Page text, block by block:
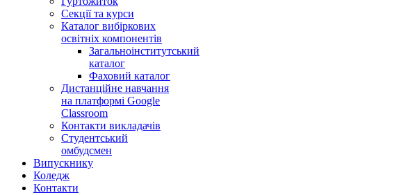
Секції та курси
Каталог вибіркових
освітніх компонентів
Загальноінститутський
каталог
Фаховий каталог
Дистанційне навчання
на платформі Google
Classroom
Контакти викладачів
Студентський
омбудсмен
Випускнику
Коледж
Контакти